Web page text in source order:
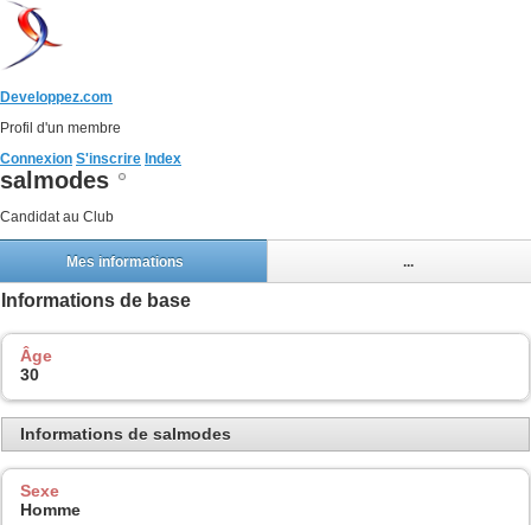
Developpez.com
Profil d'un membre
Connexion S'inscrire Index
salmodes
Candidat au Club
Mes informations ...
Informations de base
Âge
30
Informations de salmodes
Sexe
Homme